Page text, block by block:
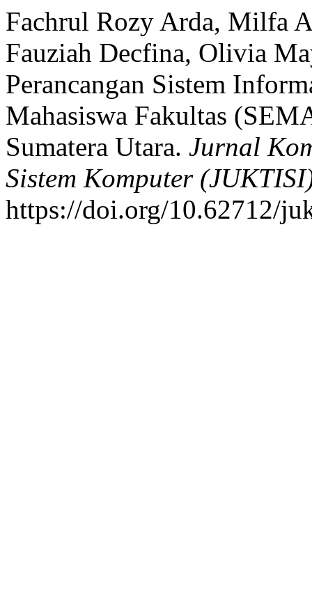
Fachrul Rozy Arda, Milfa
Fauziah Decfina, Olivia
Perancangan Sistem
Mahasiswa Fakultas
Sumatera Utara. Jurnal
Sistem Komputer
https://doi.org/10.62712/